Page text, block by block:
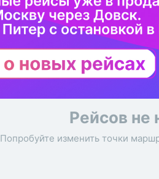
Рейсов не
Попробуйте изменить точки